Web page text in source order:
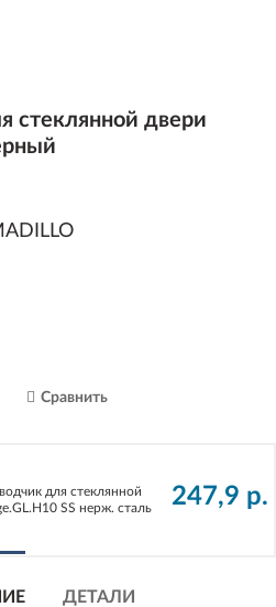
стеклянной двери
Сравнить
для стеклянной
SS нерж. сталь
247,9 р.
ДЕТАЛИ